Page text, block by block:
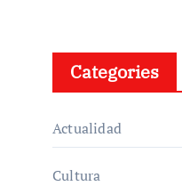
Categories
Actualidad
Cultura